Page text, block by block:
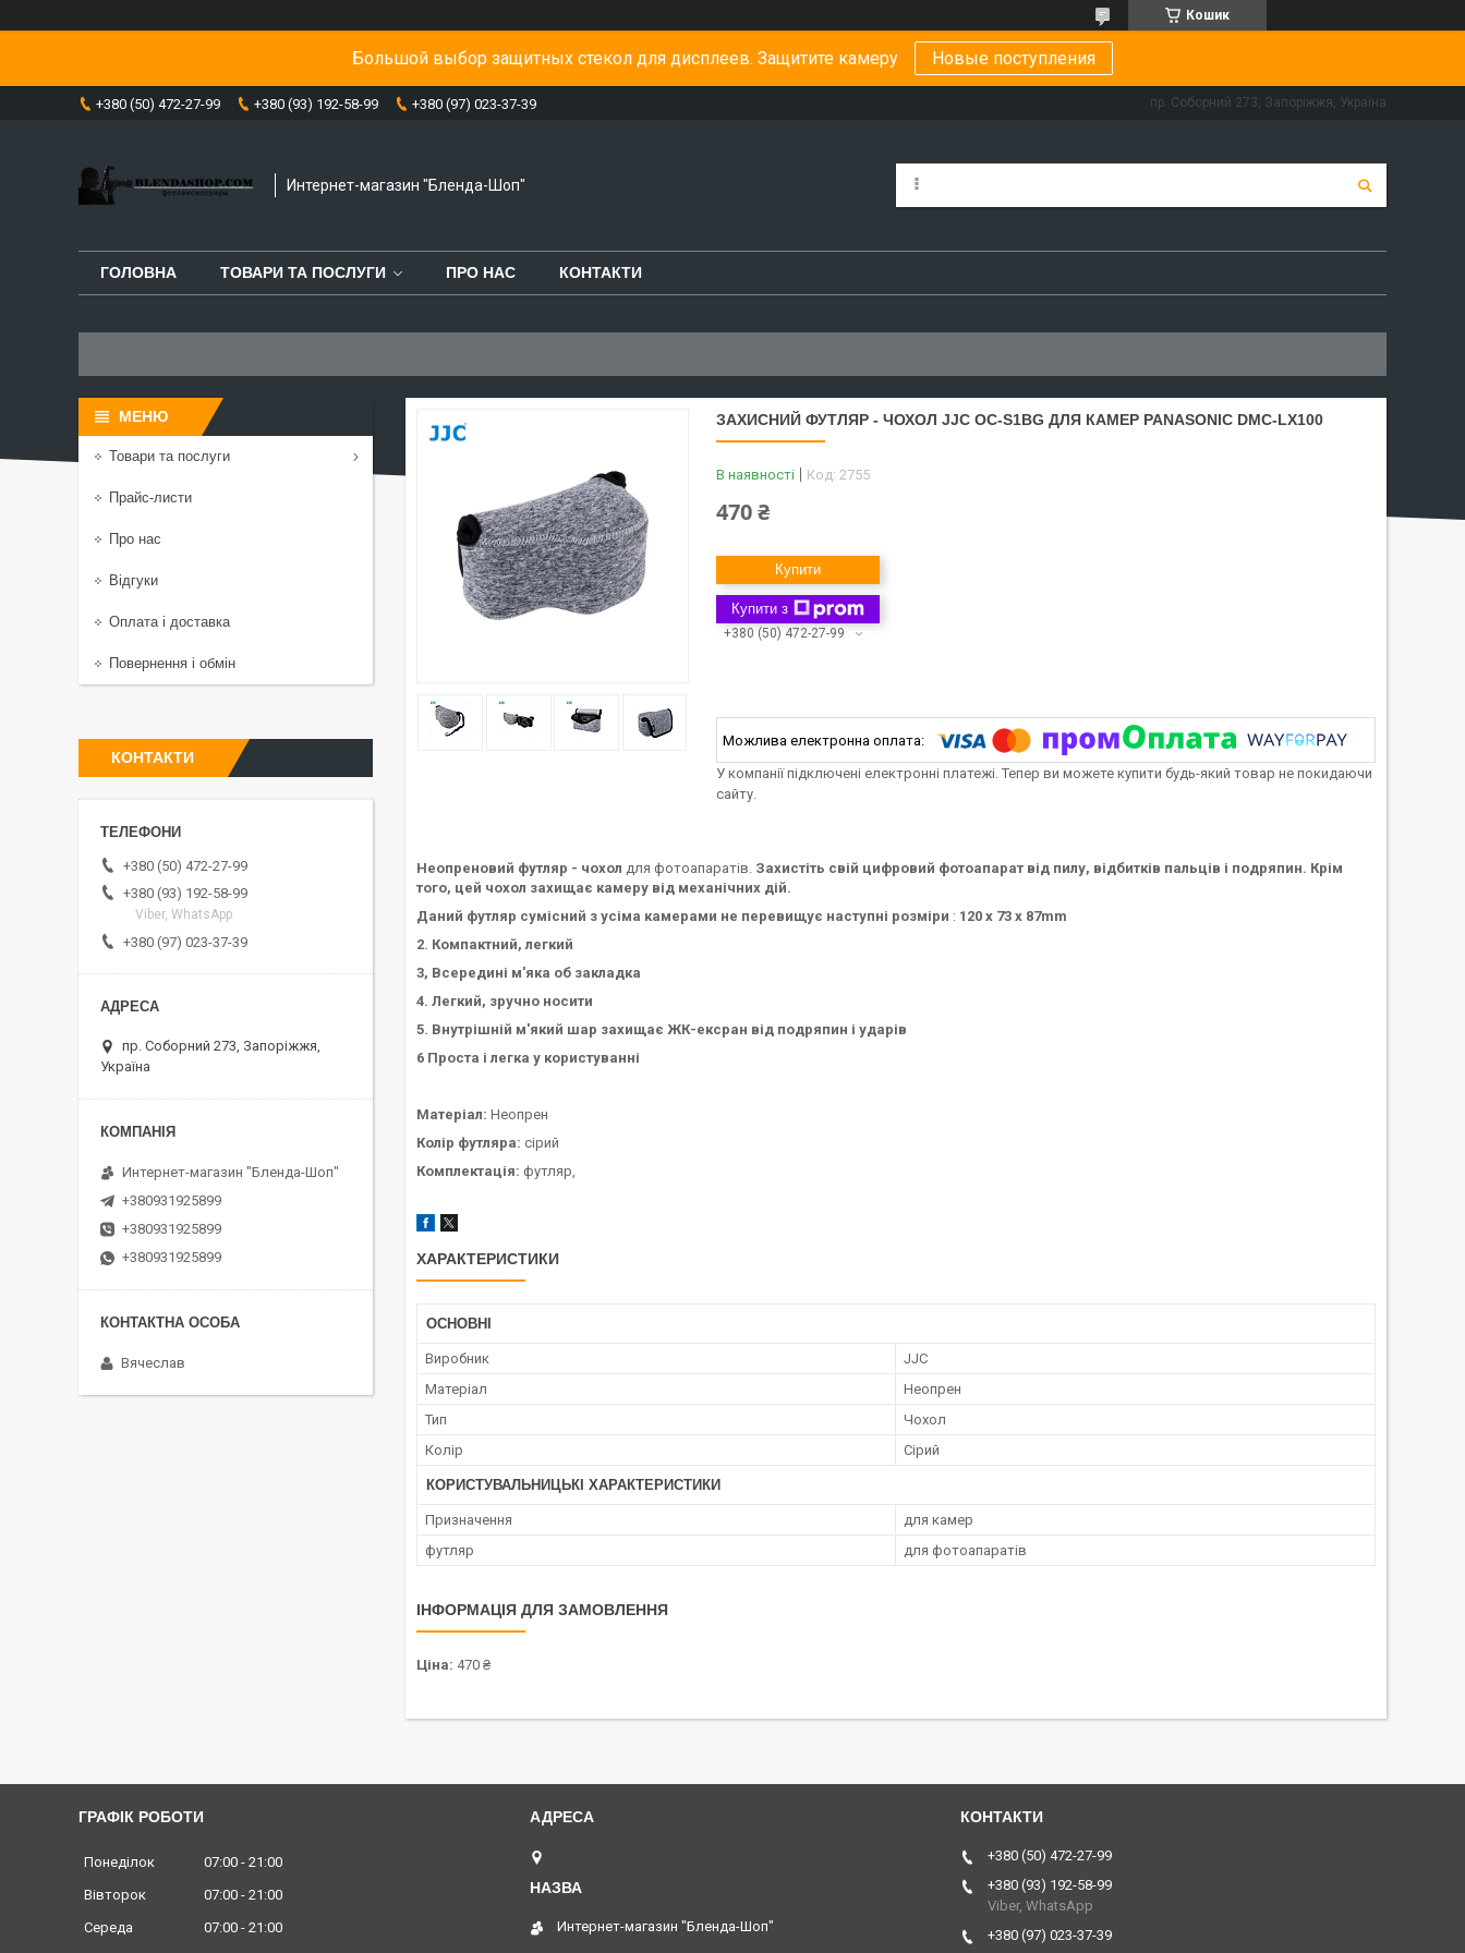
Кошик
Большой выбор защитных стекол для дисплеев. Защитите камеру Новые поступления
+380 (50) 472-27-99 +380 (93) 192-58-99 +380 (97) 023-37-39 пр. Соборний 273, Запоріжжя, Україна
Интернет-магазин "Бленда-Шоп"
ГОЛОВНА ТОВАРИ ТА ПОСЛУГИ ПРО НАС КОНТАКТИ
ЗАХИСНИЙ ФУТЛЯР - ЧОХОЛ JJC OC-S1BG ДЛЯ КАМЕР PANASONIC DMC-LX100
В наявності Код: 2755
470 ₴
Купити
Купити з
+380 (50) 472-27-99
У компанії підключені електронні платежі. Тепер ви можете купити будь-який товар не покидаючи
сайту.
Неопреновий футляр - чохол для фотоапаратів. Захистіть свій цифровий фотоапарат від пилу, відбитків пальців і подряпин. Крім
того, цей чохол захищає камеру від механічних дій.
Даний футляр сумісний з усіма камерами не перевищує наступні розміри : 120 x 73 x 87mm
2. Компактний, легкий
3, Всередині м'яка об закладка
4. Легкий, зручно носити
5. Внутрішній м'який шар захищає ЖК-ексран від подряпин і ударів
6 Проста і легка у користуванні
Матеріал: Неопрен
Колір футляра: сірий
Комплектація: футляр,
ХАРАКТЕРИСТИКИ
ОСНОВНІ
Виробник
JJC
Матеріал
Неопрен
Тип
Чохол
Колір
Сірий
КОРИСТУВАЛЬНИЦЬКІ ХАРАКТЕРИСТИКИ
Призначення
для камер
футляр
для фотоапаратів
ІНФОРМАЦІЯ ДЛЯ ЗАМОВЛЕННЯ
Ціна: 470 ₴
Товари та послуги
Прайс-листи
Про нас
Відгуки
Оплата і доставка
Повернення і обмін
КОНТАКТИ
+380 (50) 472-27-99
+380 (93) 192-58-99
Viber, WhatsApp
+380 (97) 023-37-39
пр. Соборний 273, Запоріжжя,
Україна
Интернет-магазин "Бленда-Шоп"
+380931925899
+380931925899
+380931925899
Вячеслав
ГРАФІК РОБОТИ
Понеділок 07:00
21:00
Вівторок
07:00
21:00
Середа
07:00
21:00
Интернет-магазин "Бленда-Шоп"
+380 (50) 472-27-99
+380 (93) 192-58-99
Viber, WhatsApp
+380 (97) 023-37-39